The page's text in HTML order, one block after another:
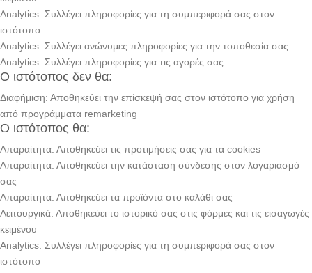
Analytics: Συλλέγει πληροφορίες για τη συμπεριφορά σας στον
ιστότοπο
Analytics: Συλλέγει ανώνυμες πληροφορίες για την τοποθεσία σας
Analytics: Συλλέγει πληροφορίες για τις αγορές σας
Ο ιστότοπος δεν θα:
Διαφήμιση: Αποθηκεύει την επίσκεψή σας στον ιστότοπο για χρήση
από προγράμματα remarketing
Ο ιστότοπος θα:
Απαραίτητα: Αποθηκεύει τις προτιμήσεις σας για τα cookies
Απαραίτητα: Αποθηκεύει την κατάσταση σύνδεσης στον λογαριασμό
σας
Απαραίτητα: Αποθηκεύει τα προϊόντα στο καλάθι σας
Λειτουργικά: Αποθηκεύει το ιστορικό σας στις φόρμες και τις εισαγωγές
κειμένου
Analytics: Συλλέγει πληροφορίες για τη συμπεριφορά σας στον
ιστότοπο